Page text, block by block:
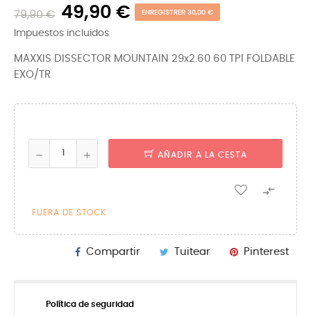
79,90 € 49,90 € ENREGISTRER 30,00 €
Impuestos incluidos
MAXXIS DISSECTOR MOUNTAIN 29x2.60 60 TPI FOLDABLE
EXO/TR
AÑADIR A LA CESTA

FUERA DE STOCK
Compartir Tuitear Pinterest
Política de seguridad